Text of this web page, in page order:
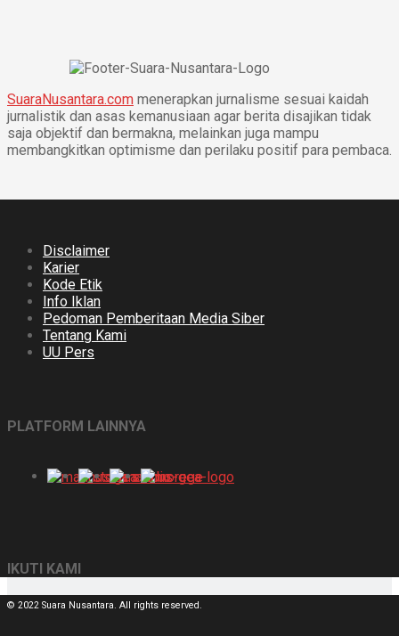
SuaraNusantara.com menerapkan jurnalisme sesuai kaidah
jurnalistik dan asas kemanusiaan agar berita disajikan tidak
saja objektif dan bermakna, melainkan juga mampu
membangkitkan optimisme dan perilaku positif para pembaca.
Disclaimer
Karier
Kode Etik
Info Iklan
Pedoman Pemberitaan Media Siber
Tentang Kami
UU Pers
PLATFORM LAINNYA
IKUTI KAMI
© 2022 Suara Nusantara. All rights reserved.